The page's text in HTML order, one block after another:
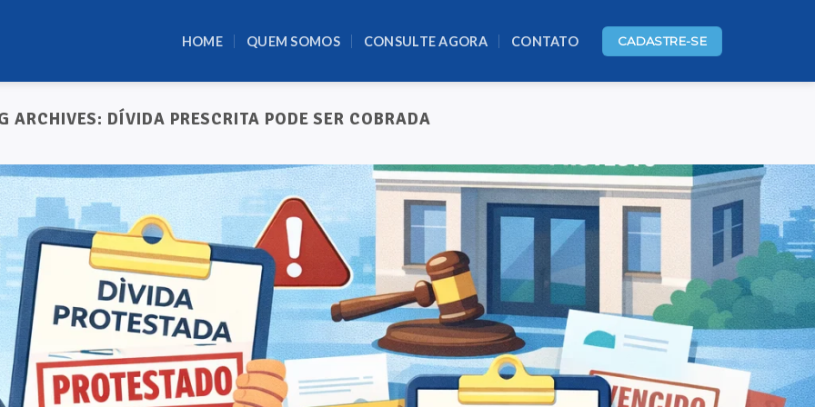
HOME QUEM SOMOS CONSULTE AGORA CONTATO CADASTRE-SE
ARCHIVES: DÍVIDA PRESCRITA PODE SER COBRADA